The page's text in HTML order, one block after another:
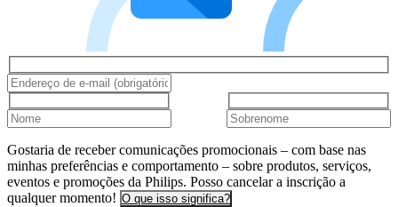
Gostaria de receber comunicações promocionais – com base nas
minhas preferências e comportamento – sobre produtos, serviços,
eventos e promoções da Philips. Posso cancelar a inscrição a
qualquer momento! O que isso significa?